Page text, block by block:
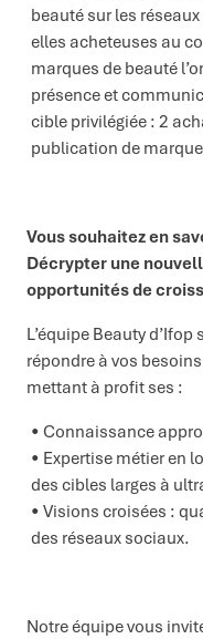
beauté sur les
elles acheteuses au
marques de beauté
présence et
cible privilégiée : 2
publication de
Vous souhaitez en
Décrypter une
opportunités de
L’équipe Beauty
répondre à vos
mettant à profit ses :
Connaissance
Expertise métier en
des cibles larges à
Visions croisées :
des réseaux sociaux.
Notre équipe vous